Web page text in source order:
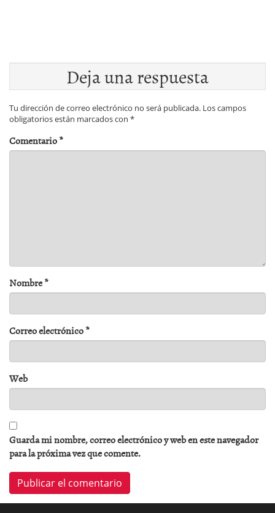
Deja una respuesta
Tu dirección de correo electrónico no será publicada. Los campos
obligatorios están marcados con *
Comentario*
Nombre*
Correo electrónico*
Web
Guarda mi nombre, correo electrónico y web en este navegador
para la próxima vez que comente.